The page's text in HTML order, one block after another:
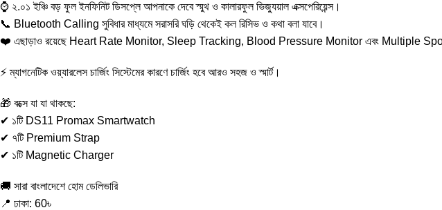
⌚ ২.০১ ইঞ্চি বড় ফুল ইনফিনিট ডিসপ্লে আপনাকে দেবে স্মুথ ও কালারফুল ভিজ্যুয়াল এক্সপেরিয়েন্স।
📞 Bluetooth Calling সুবিধার মাধ্যমে সরাসরি ঘড়ি থেকেই কল রিসিভ ও কথা বলা যাবে।
❤️ এছাড়াও রয়েছে Heart Rate Monitor, Sleep Tracking, Blood Pressure Monitor এবং Multiple
⚡ ম্যাগনেটিক ওয়্যারলেস চার্জিং সিস্টেমের কারণে চার্জিং হবে আরও সহজ ও স্মার্ট।
🎁 বক্সে যা যা থাকছে:
✔ ১টি DS11 Promax Smartwatch
✔ ৭টি Premium Strap
✔ ১টি Magnetic Charger
🚚 সারা বাংলাদেশে হোম ডেলিভারি
📍 ঢাকা: 60৳